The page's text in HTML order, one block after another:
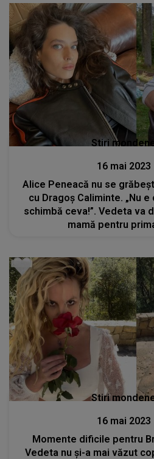
Stiri
16 mai 2023
Alice Peneacă nu se
cu Dragoș Caliminte. „Nu e o chestie care
schimbă ceva!”. Vedeta va
mamă pentru
Stiri
16 mai 2023
Momente dificile pentru
Vedeta nu și-a mai văzut